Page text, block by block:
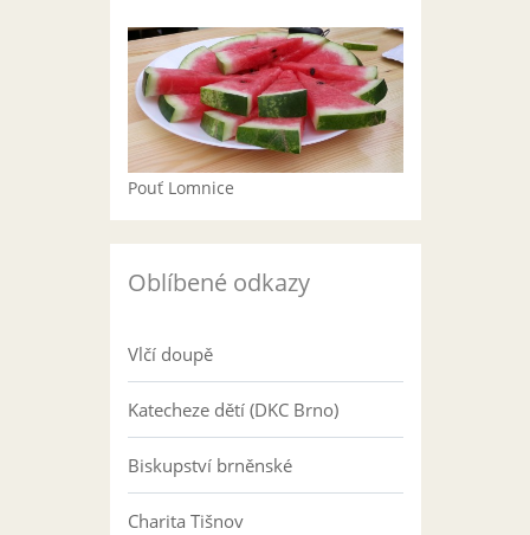
Pouť Lomnice
Oblíbené odkazy
Vlčí doupě
Katecheze dětí (DKC Brno)
Biskupství brněnské
Charita Tišnov